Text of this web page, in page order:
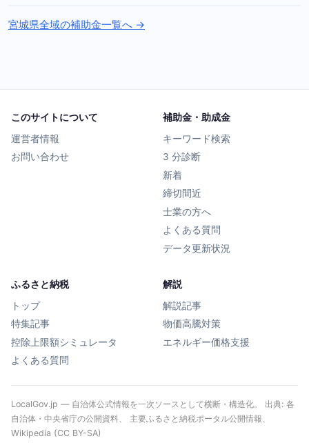
宮城県全域の補助金一覧へ →
このサイトについて
運営者情報
お問い合わせ
補助金・助成金
キーワード検索
3 分診断
新着
締切間近
士業の方へ
よくある質問
データ更新状況
ふるさと納税
トップ
特集記事
控除上限額シミュレータ
よくある質問
解説
解説記事
物価高騰対策
エネルギー価格支援
LocalGov.jp — 自治体公式情報を一次ソースとして横断・構造化。 出典: 各
自治体・中央省庁の公開資料、 主要ふるさと納税ポータル公開情報、
Wikipedia (CC BY-SA)